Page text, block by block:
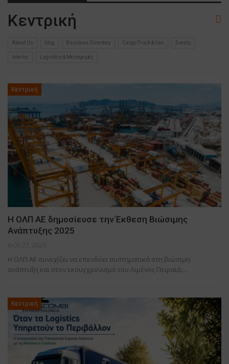
Κεντρική
About Us blog Business Directory Cargo Truck & Van Events
Interior Logistics & Μεταφορές
Κεντρική
Η ΟΛΠ ΑΕ δημοσίευσε την Έκθεση Βιώσιμης
Ανάπτυξης 2025
Η ΟΛΠ ΑΕ συνεχίζει να επενδύει συστηματικά στη βιώσιμη
ανάπτυξη και στον εκσυγχρονισμό του Λιμένος Πειραιά,…
Κεντρική